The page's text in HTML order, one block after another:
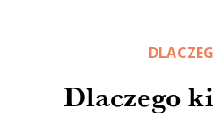
Dlaczego